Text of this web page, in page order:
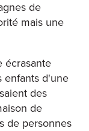
de
mais une
écrasante
enfants d'une
des
de
de personnes